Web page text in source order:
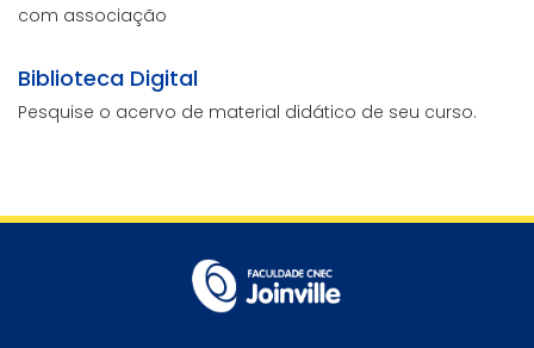
com associação
Biblioteca Digital
Pesquise o acervo de material didático de seu curso.